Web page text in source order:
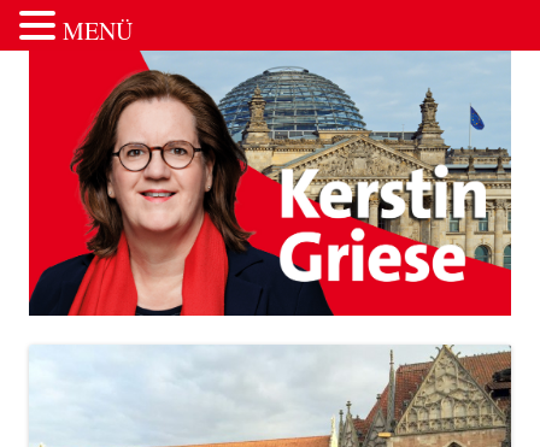
Zum Inhalt springen
MENÜ